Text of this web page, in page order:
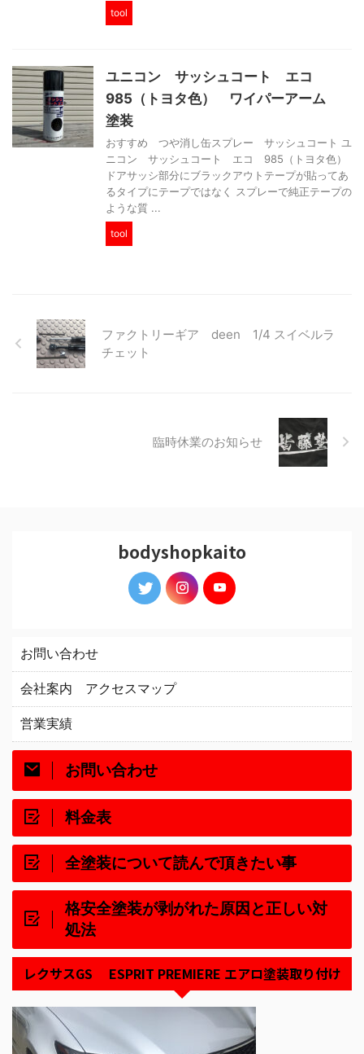
tool
ユニコン サッシュコート エコ
985（トヨタ色） ワイパーアーム
塗装
おすすめ つや消し缶スプレー サッシュコート ユ
ニコン サッシュコート エコ 985（トヨタ色）
ドアサッシ部分にブラックアウトテープが貼ってあ
るタイプにテープではなく スプレーで純正テープの
ような質 ...
tool
ファクトリーギア deen 1/4 スイベルラ
チェット
臨時休業のお知らせ
bodyshopkaito
お問い合わせ
会社案内 アクセスマップ
営業実績
お問い合わせ
料金表
全塗装について読んで頂きたい事
格安全塗装が剥がれた原因と正しい対
処法
レクサスGS ESPRIT PREMIERE エアロ塗装取り付け